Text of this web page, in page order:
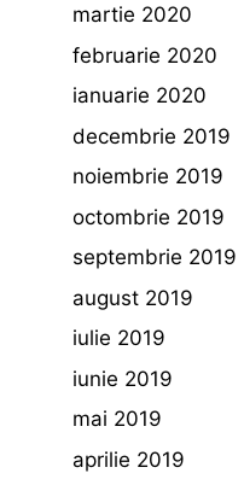
martie 2020
februarie 2020
ianuarie 2020
decembrie 2019
noiembrie 2019
octombrie 2019
septembrie 2019
august 2019
iulie 2019
iunie 2019
mai 2019
aprilie 2019